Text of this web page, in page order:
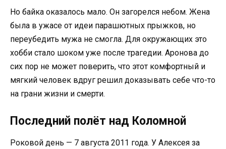
Но байка оказалось мало. Он загорелся небом. Жена
была в ужасе от идеи парашютных прыжков, но
переубедить мужа не смогла. Для окружающих это
хобби стало шоком уже после трагедии. Аронова до
сих пор не может поверить, что этот комфортный и
мягкий человек вдруг решил доказывать себе что-то
на грани жизни и смерти.
Последний полёт над Коломной
Роковой день — 7 августа 2011 года. У Алексея за